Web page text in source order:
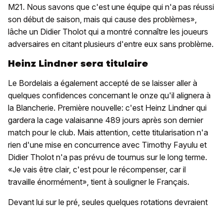
M21. Nous savons que c'est une équipe qui n'a pas réussi
son début de saison, mais qui cause des problèmes»,
lâche un Didier Tholot qui a montré connaître les joueurs
adversaires en citant plusieurs d'entre eux sans problème.
Heinz Lindner sera titulaire
Le Bordelais a également accepté de se laisser aller à
quelques confidences concernant le onze qu'il alignera à
la Blancherie. Première nouvelle: c'est Heinz Lindner qui
gardera la cage valaisanne 489 jours après son dernier
match pour le club. Mais attention, cette titularisation n'a
rien d'une mise en concurrence avec Timothy Fayulu et
Didier Tholot n'a pas prévu de tournus sur le long terme.
«Je vais être clair, c'est pour le récompenser, car il
travaille énormément», tient à souligner le Français.
Devant lui sur le pré, seules quelques rotations devraient